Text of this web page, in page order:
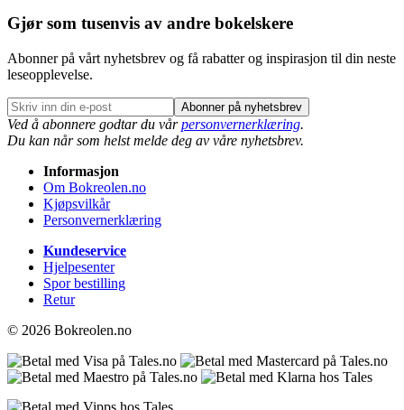
Gjør som tusenvis av andre bokelskere
Abonner på vårt nyhetsbrev og få rabatter og inspirasjon til din neste
leseopplevelse.
Abonner på nyhetsbrev
Ved å abonnere godtar du vårpersonvernerklæring.
Du kan når som helst melde deg av våre nyhetsbrev.
Informasjon
Om Bokreolen.no
Kjøpsvilkår
Personvernerklæring
Kundeservice
Hjelpesenter
Spor bestilling
Retur
© 2026 Bokreolen.no